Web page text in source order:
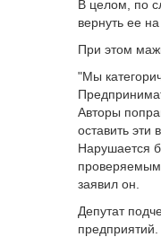
В целом, по
вернуть ее на
При этом
"Мы
Авторы
оставить
Нарушается
проверяемым
заявил он.
Депутат
предприятий.